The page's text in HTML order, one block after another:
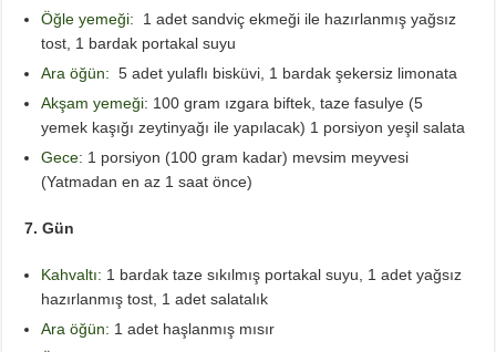
Öğle yemeği:
1 adet sandviç ekmeği ile hazırlanmış yağsız
tost, 1 bardak portakal suyu
Ara öğün: 5 adet yulaflı bisküvi, 1 bardak şekersiz limonata
Akşam yemeği: 100 gram ızgara biftek, taze fasulye (5
yemek kaşığı zeytinyağı ile yapılacak) 1 porsiyon yeşil salata
Gece: 1 porsiyon (100 gram kadar) mevsim meyvesi
(Yatmadan en az 1 saat önce)
7. Gün
Kahvaltı: 1 bardak taze sıkılmış portakal suyu, 1 adet yağsız
hazırlanmış tost, 1 adet salatalık
Ara öğün: 1 adet haşlanmış mısır